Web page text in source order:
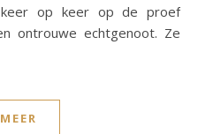
keer op keer op de proef
ontrouwe echtgenoot. Ze